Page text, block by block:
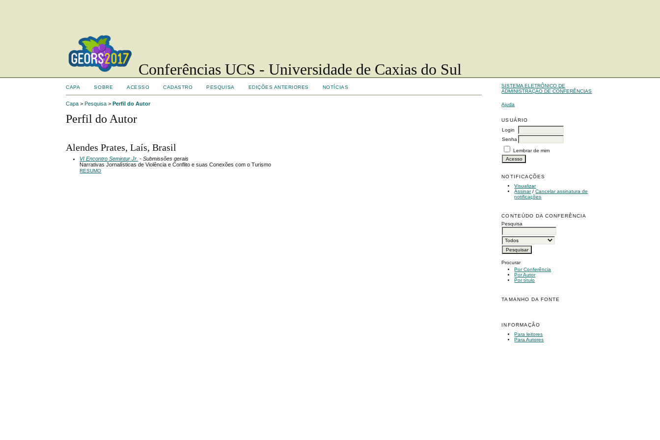
Conferências UCS - Universidade de Caxias do Sul
SISTEMA ELETRÔNICO DE
ADMINISTRAÇÃO DE CONFERÊNCIAS
Ajuda
USUÁRIO
Login
Senha
Lembrar de mim
NOTIFICAÇÕES
Visualizar
Assinar/Cancelar assinatura de
notificações
CONTEÚDO DA CONFERÊNCIA
Pesquisa
Procurar
Por Conferência
Por Autor
Por título
TAMANHO DA FONTE
INFORMAÇÃO
Para leitores
Para Autores
CAPA SOBRE ACESSO CADASTRO PESQUISA EDIÇÕES ANTERIORES NOTÍCIAS
Capa >Pesquisa >Perfil do Autor
Perfil do Autor
Alendes Prates, Laís, Brasil
VI Encontro Semintur Jr. - Submissões gerais
Narrativas Jornalísticas de Violência e Conflito e suas Conexões com o Turismo
RESUMO